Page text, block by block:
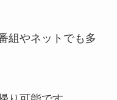
組やネットでも多